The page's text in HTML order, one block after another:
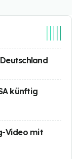
künftig
Video mit